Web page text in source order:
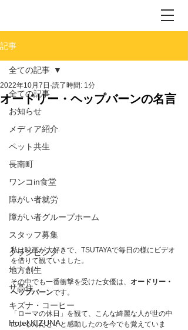
記事
全ての記事
お知らせ
メディア紹介
ペット共生
長南町
ワンコin食堂
障がい者就労
障がい者グループホーム
スタッフ募集
グランピング
地方創生
サ高住
キズナ・コーヒー
Hotel KIZUNA
全ての記事
オードリー・ヘップバーンの名言
2022年10月7日 読了時間: 1分
私は映画が大好きで、TSUTAYAで毎日の様にビデオ
を借りて観ていました。
その中でも一番衝撃を受けた女優は、 オードリー・
ヘップバーンです。
「ローマの休日」を観て、こんな綺麗な人が世の中
にいるんだと！と感動したのを今でも覚えていま